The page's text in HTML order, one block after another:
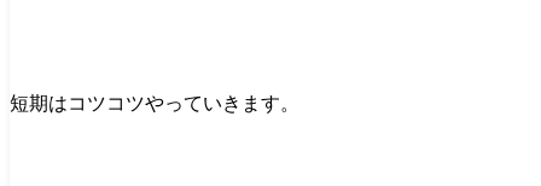
短期はコツコツやっていきます。